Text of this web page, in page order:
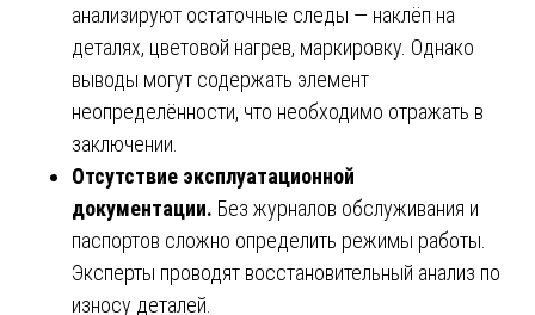
анализируют остаточные следы — наклёп на
деталях, цветовой нагрев, маркировку. Однако
выводы могут содержать элемент
неопределённости, что необходимо отражать в
заключении.
Отсутствие эксплуатационной
документации. Без журналов обслуживания и
паспортов сложно определить режимы работы.
Эксперты проводят восстановительный анализ по
износу деталей.